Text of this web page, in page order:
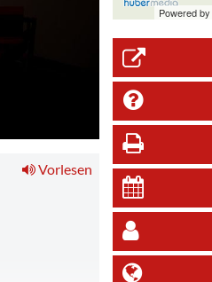
Vorlesen
Powered by